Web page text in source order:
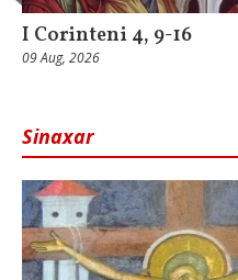
I Corinteni 4, 9-16
09 Aug, 2026
Sinaxar